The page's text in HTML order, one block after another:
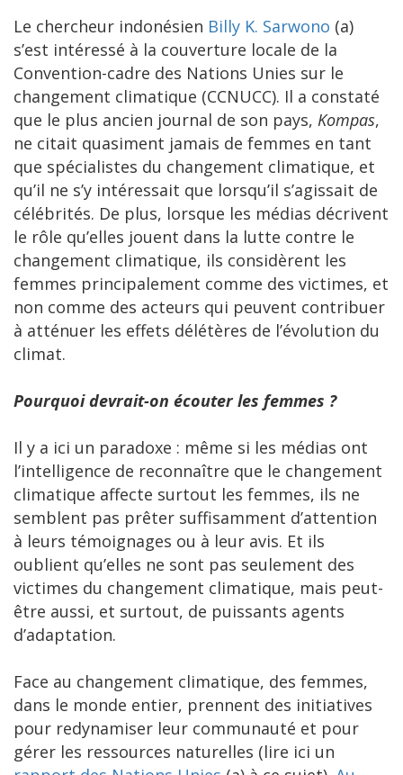
Le chercheur indonésien Billy K. Sarwono (a)
s’est intéressé à la couverture locale de la
Convention-cadre des Nations Unies sur le
changement climatique (CCNUCC). Il a constaté
que le plus ancien journal de son pays, Kompas,
ne citait quasiment jamais de femmes en tant
que spécialistes du changement climatique, et
qu’il ne s’y intéressait que lorsqu’il s’agissait de
célébrités. De plus, lorsque les médias décrivent
le rôle qu’elles jouent dans la lutte contre le
changement climatique, ils considèrent les
femmes principalement comme des victimes, et
non comme des acteurs qui peuvent contribuer
à atténuer les effets délétères de l’évolution du
climat.
Pourquoi devrait-on écouter les femmes ?
Il y a ici un paradoxe : même si les médias ont
l’intelligence de reconnaître que le changement
climatique affecte surtout les femmes, ils ne
semblent pas prêter suffisamment d’attention
à leurs témoignages ou à leur avis. Et ils
oublient qu’elles ne sont pas seulement des
victimes du changement climatique, mais peut-
être aussi, et surtout, de puissants agents
d’adaptation.
Face au changement climatique, des femmes,
dans le monde entier, prennent des initiatives
pour redynamiser leur communauté et pour
gérer les ressources naturelles (lire ici un